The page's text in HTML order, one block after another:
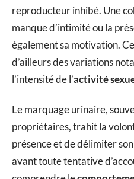
reproducteur inhibé. Une
manque d’intimité ou la
également sa motivation.
d’ailleurs des variations
l’intensité de l’activité
Le marquage urinaire,
propriétaires, trahit la
présence et de délimiter son
avant toute tentative